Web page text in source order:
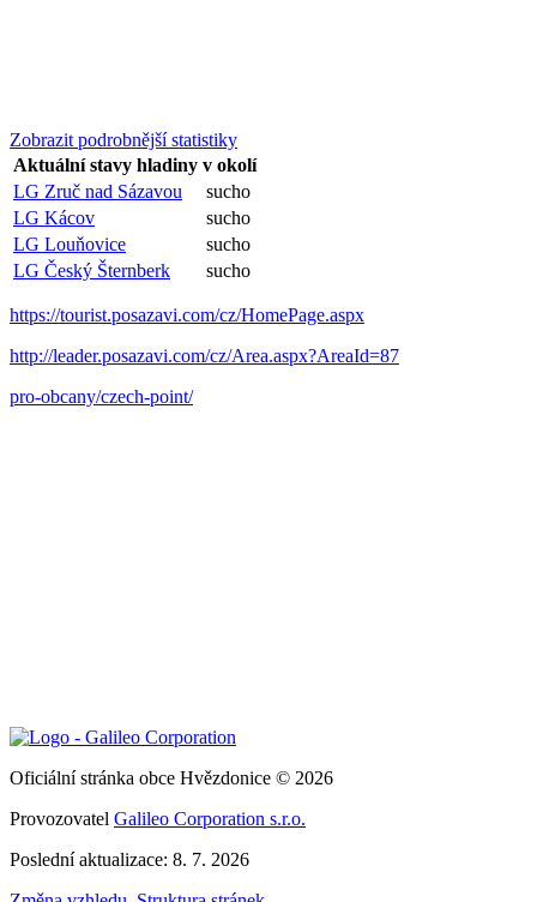
Zobrazit podrobnější statistiky
Aktuální stavy hladiny v okolí
LG Zruč nad Sázavou
sucho
LG Kácov
sucho
LG Louňovice
sucho
LG Český Šternberk
sucho
https://tourist.posazavi.com/cz/HomePage.aspx
http://leader.posazavi.com/cz/Area.aspx?AreaId=87
pro-obcany/czech-point/
Oficiální stránka obce Hvězdonice © 2026
Provozovatel Galileo Corporation s.r.o.
Poslední aktualizace: 8. 7. 2026